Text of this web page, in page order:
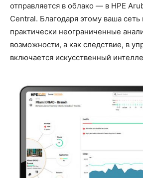
отправляется в облако — в HPE
Central. Благодаря этому ваша
практически неограниченные
возможности, а как следствие, в
включается искусственный